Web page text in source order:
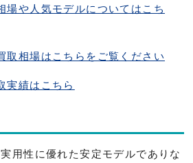
場や人気モデルについてはこち
取相場はこちらをご覧ください
実績はこちら
用性に優れた安定モデルでありな